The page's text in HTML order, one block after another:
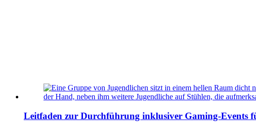
Leitfaden zur Durchführung inklusiver Gaming-Events